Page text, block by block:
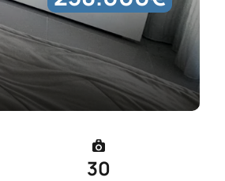
30